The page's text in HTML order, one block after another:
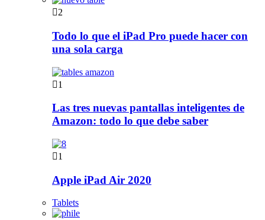
2
Todo lo que el iPad Pro puede hacer con
una sola carga
1
Las tres nuevas pantallas inteligentes de
Amazon: todo lo que debe saber
1
Apple iPad Air 2020
Tablets